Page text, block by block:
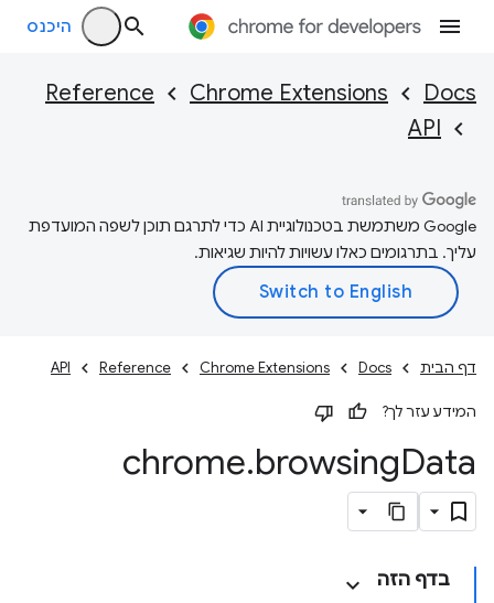
היכנס
Docs
Chrome Extensions
Reference
API
‫Google משתמשת בטכנולוגיית AI כדי לתרגם תוכן לשפה המועדפת
עליך. בתרגומים כאלו עשויות להיות שגיאות.
דף הבית Docs
Chrome Extensions
Reference
API
המידע עזר לך?
chrome.browsingData
בדף הזה